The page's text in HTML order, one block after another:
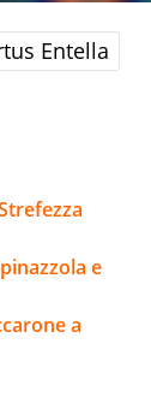
Entella
e
a